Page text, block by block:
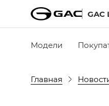
GAC
Модели
Главная